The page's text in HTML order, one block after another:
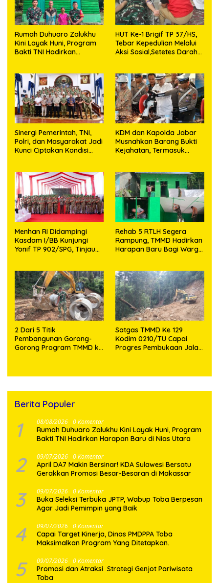
Rumah Duhuaro Zalukhu
Kini Layak Huni, Program
Bakti TNI Hadirkan
HUT Ke-1 Brigif TP 37/HS,
Tebar Kepedulian Melalui
Aksi Sosial,Setetes Darah
Sinergi Pemerintah, TNI,
Polri, dan Masyarakat Jadi
Kunci Ciptakan Kondisi
KDM dan Kapolda Jabar
Musnahkan Barang Bukti
Kejahatan, Termasuk
Menhan RI Didampingi
Kasdam I/BB Kunjungi
Yonif TP 902/SPG, Tinjau
Rehab 5 RTLH Segera
Rampung, TMMD Hadirkan
Harapan Baru Bagi Warga
2 Dari 5 Titik
Pembangunan Gorong-
Gorong Program TMMD ke
Satgas TMMD Ke 129
Kodim 0210/TU Capai
Progres Pembukaan Jalan
Berita Populer
1 08/08/2026 0 Komentar
Rumah Duhuaro Zalukhu Kini Layak Huni, Program
Bakti TNI Hadirkan Harapan Baru di Nias Utara
2 09/07/2026 0 Komentar
April DA7 Makin Bersinar! KDA Sulawesi Bersatu
Gerakkan Promosi Besar-Besaran di Makassar
3 09/07/2026 0 Komentar
Buka Seleksi Terbuka JPTP, Wabup Toba Berpesan
Agar Jadi Pemimpin yang Baik
4 09/07/2026 0 Komentar
Capai Target Kinerja, Dinas PMDPPA Toba
Maksimalkan Program Yang Ditetapkan.
5 09/07/2026 0 Komentar
Promosi dan Atraksi Strategi Genjot Pariwisata
Toba